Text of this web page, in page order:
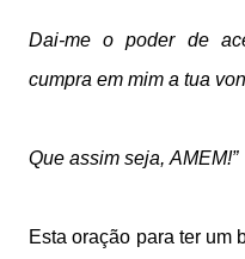
Dai-me o poder de
cumpra em mim a tua
Que assim seja, AMEM!”
Esta oração para ter um